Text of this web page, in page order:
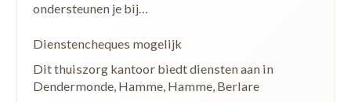
ondersteunen je bij…
Dienstencheques mogelijk
Dit thuiszorg kantoor biedt diensten aan in
Dendermonde, Hamme, Hamme, Berlare